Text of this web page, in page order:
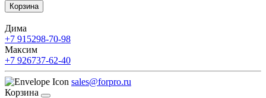
Корзина
Дима
+7 915298-70-98
Максим
+7 926737-62-40
sales@forpro.ru
Корзина